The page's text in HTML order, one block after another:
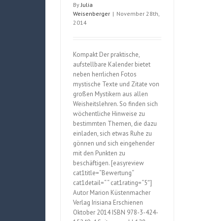
ByJulia
Weisenberger | November 28th,
2014
Kompakt Der praktische,
aufstellbare Kalender bietet
neben herrlichen Fotos
mystische Texte und Zitate von
großen Mystikern aus allen
Weisheitslehren. So finden sich
wöchentliche Hinweise zu
bestimmten Themen, die dazu
einladen, sich etwas Ruhe zu
gönnen und sich eingehender
mit den Punkten zu
beschäftigen. [easyreview
cat1title=“Bewertung“
cat1detail=“ “ cat1rating=“5″]
Autor Marion Küstenmacher
Verlag Irisiana Erschienen
Oktober 2014 ISBN 978-3-424-